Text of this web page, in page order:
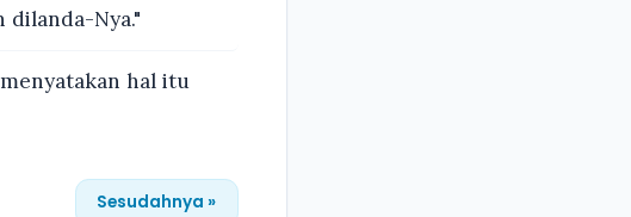
dilanda-Nya."
hal itu
Sesudahnya »